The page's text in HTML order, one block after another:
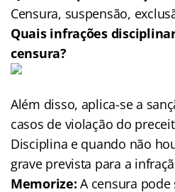
Censura, suspensão,
Quais infrações
censura?
Além disso, aplica-se a
casos de violação do
Disciplina e quando não
grave prevista para a
Memorize: A censura